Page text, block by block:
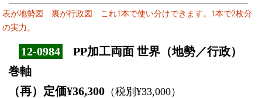
表が地勢図 裏が行政図 これ1本で使い分けできます。1本で2枚分
の実力。
12-0984
PP加工両面 世界（地勢／行政）
巻軸
（再）定価¥36,300（税別¥33,000）